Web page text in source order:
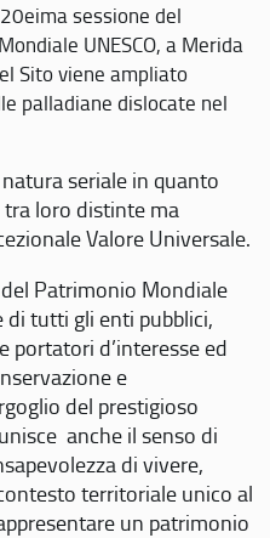
sessione del
UNESCO, a Merida
Sito viene ampliato
palladiane dislocate nel
seriale in quanto
loro distinte ma
Valore Universale.
Patrimonio Mondiale
di tutti gli enti pubblici,
portatori d’interesse ed
e
del prestigioso
anche il senso di
di vivere,
territoriale unico al
un patrimonio